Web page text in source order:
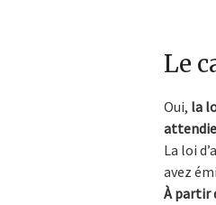
Le
Oui, la
La loi
avez
À partir